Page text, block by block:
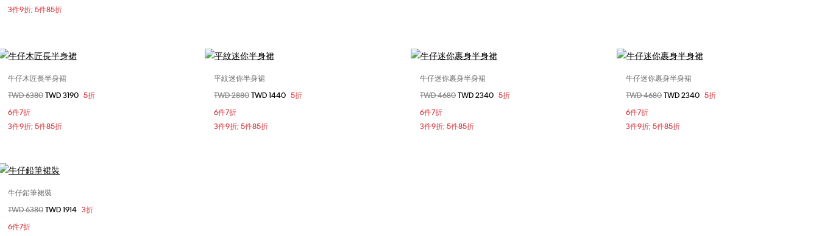
3件9折; 5件85折
25
牛仔木匠長半身裙
價格扣減從
TWD 6380至
TWD 3190 5折
6件7折
3件9折; 5件85折
XXS
平紋迷你半身裙
價格扣減從
TWD 2880至
TWD 1440 5折
6件7折
3件9折; 5件85折
25
26
牛仔迷你裹身半身裙
價格扣減從
TWD 4680至
TWD 2340 5折
6件7折
3件9折; 5件85折
25
牛仔迷你裹身半身裙
價格扣減從
TWD 4680至
TWD 2340 5折
6件7折
3件9折; 5件85折
0
2
牛仔鉛筆裙裝
價格扣減從
TWD 6380至
TWD 1914 3折
6件7折